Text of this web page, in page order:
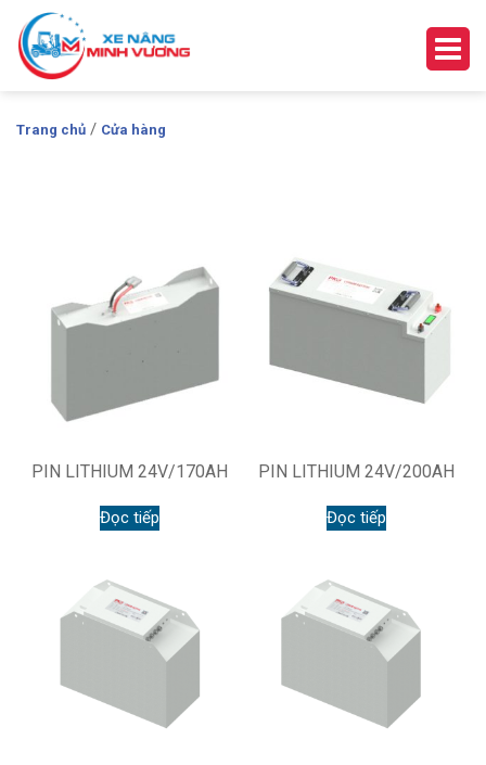
Trang chủ / Cửa hàng
PIN LITHIUM 24V/170AH
Đọc tiếp
PIN LITHIUM 24V/200AH
Đọc tiếp